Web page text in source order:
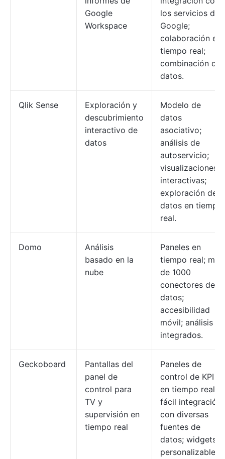
Google
Workspace
los servicios de
Google;
colaboración en
tiempo real;
combinación de
datos.
Qlik Sense
Exploración y
descubrimiento
interactivo de
datos
Modelo de
datos
asociativo;
análisis de
autoservicio;
visualizaciones
interactivas;
exploración de
datos en tiempo
real.
Domo
Análisis
basado en la
nube
Paneles en
tiempo real; más
de 1000
conectores de
datos;
accesibilidad
móvil; análisis
integrados.
Geckoboard
Pantallas del
panel de
control para
TV y
supervisión en
tiempo real
Paneles de
control de KPI
en tiempo real;
fácil integración
con diversas
fuentes de
datos; widgets
personalizables;